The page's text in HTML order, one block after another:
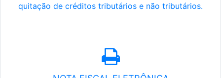
quitação de créditos tributários e não tributários.